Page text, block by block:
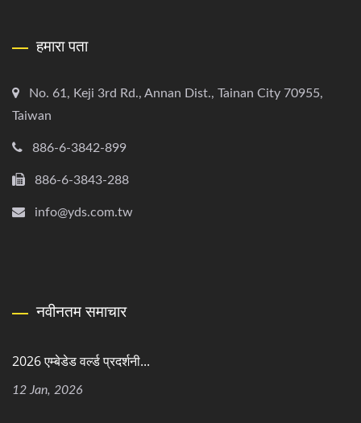
हमारा पता
No. 61, Keji 3rd Rd., Annan Dist., Tainan City 70955,
Taiwan
886-6-3842-899
886-6-3843-288
info@yds.com.tw
नवीनतम समाचार
2026 एम्बेडेड वर्ल्ड प्रदर्शनी...
12 Jan, 2026